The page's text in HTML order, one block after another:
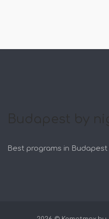
Best programs in Budapest